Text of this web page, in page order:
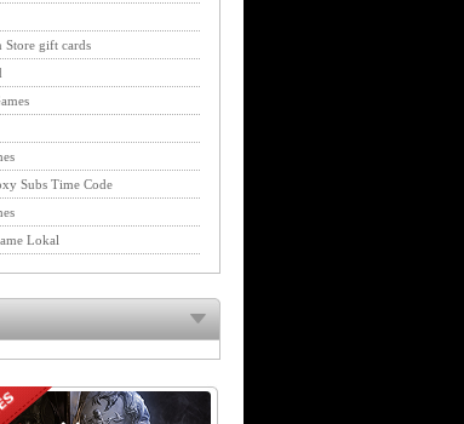
Store gift cards
Subs Time Code
Lokal